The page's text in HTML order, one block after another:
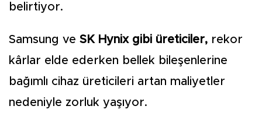
belirtiyor.
Samsung ve SK Hynix gibi üreticiler, rekor
kârlar elde ederken bellek bileşenlerine
bağımlı cihaz üreticileri artan maliyetler
nedeniyle zorluk yaşıyor.